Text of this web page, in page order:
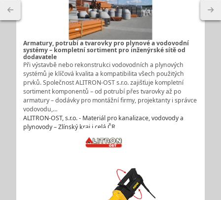
Armatury, potrubí a tvarovky pro plynové a vodovodní
systémy – kompletní sortiment pro inženýrské sítě od
dodavatele
Při výstavbě nebo rekonstrukci vodovodních a plynových
systémů je klíčová kvalita a kompatibilita všech použitých
prvků. Společnost ALITRON-OST s.r.o. zajišťuje kompletní
sortiment komponentů – od potrubí přes tvarovky až po
armatury – dodávky pro montážní firmy, projektanty i správce
vodovodu,…
ALITRON-OST, s.r.o. - Materiál pro kanalizace, vodovody a
plynovody – Zlínský kraj i celá ČR